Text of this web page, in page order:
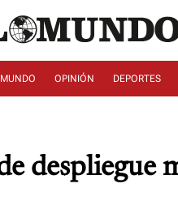
OPINIÓN DEPORTES
despliegue